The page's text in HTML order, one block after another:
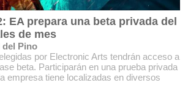
EA prepara una beta privada del
de mes
del Pino
por Electronic Arts tendrán acceso a
beta. Participarán en una prueba privada
empresa tiene localizadas en diversos